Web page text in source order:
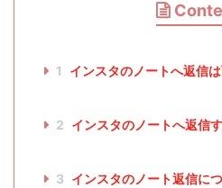
1 インスタのノートへ返信
2 インスタのノートへ返信
3 インスタのノート返信に